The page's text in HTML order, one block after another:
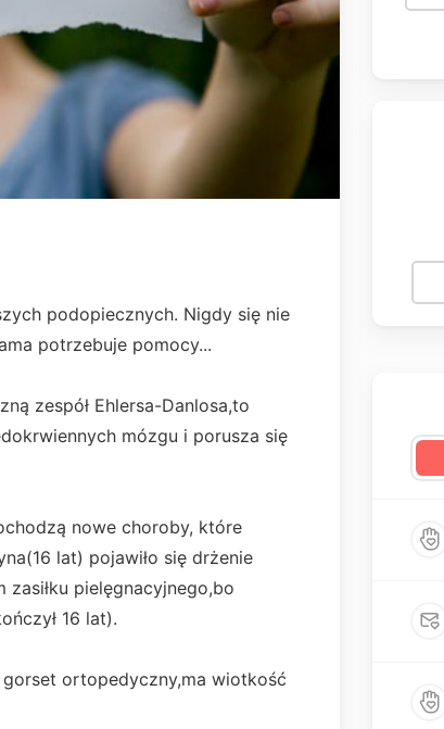
podopiecznych. Nigdy się nie
potrzebuje pomocy...
zespół Ehlersa-Danlosa,to
mózgu i porusza się
nowe choroby, które
lat) pojawiło się drżenie
zasiłku pielęgnacyjnego,bo
16 lat).
ortopedyczny,ma wiotkość